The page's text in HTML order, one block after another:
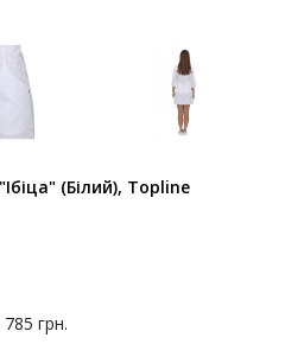
(Білий), Topline
грн.